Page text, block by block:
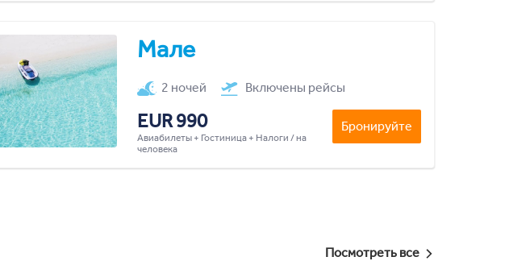
Мале
2 ночей Включены рейсы
EUR 990
Авиабилеты + Гостиница + Налоги / на
человека
Бронируйте
Посмотреть все